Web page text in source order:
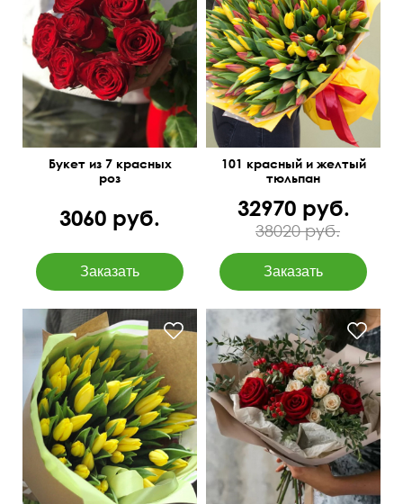
Букет из 7 красных
роз
3060 руб.
В упаковке
101 красный и желтый
тюльпан
32970 руб.
38020 руб.
40 см 45 см